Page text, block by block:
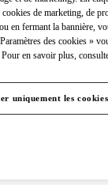
de marketing, de
en fermant la bannière,
des cookies »
en savoir plus,
uniquement les